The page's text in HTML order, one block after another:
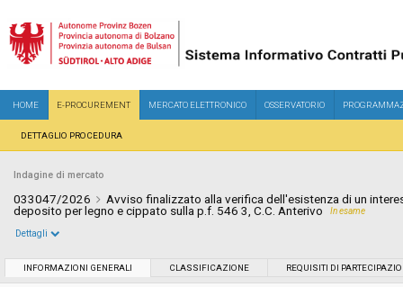
HOME E-PROCUREMENT MERCATO ELETTRONICO OSSERVATORIO
DETTAGLIO PROCEDURA
Indagine di mercato
033047/2026
Avviso finalizzato alla verifica dell'esistenza di un
deposito per legno e cippato sulla p.f. 546 3, C.C. Anterivo
In esame
Dettagli
INFORMAZIONI GENERALI CLASSIFICAZIONE REQUISITI DI